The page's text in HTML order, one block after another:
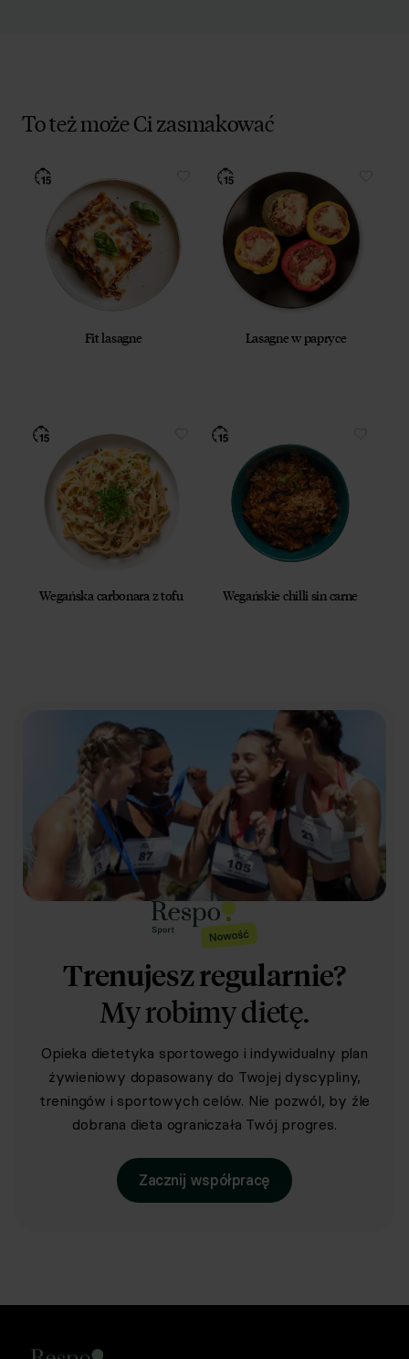
To też może Ci zasmakować
Fit lasagne Lasagne w papryce
Wegańska carbonara z tofu Wegańskie chilli sin carne
Trenujesz regularnie?
My robimy dietę.
Opieka dietetyka sportowego i indywidualny plan
żywieniowy dopasowany do Twojej dyscypliny,
treningów i sportowych celów. Nie pozwól, by źle
dobrana dieta ograniczała Twój progres.
Zacznij współpracę